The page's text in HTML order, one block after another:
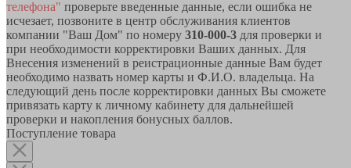
телефона" проверьте введенные данные, если ошибка не
исчезает, позвоните в центр обслуживания клиентов
компании "Ваш Дом" по номеру 310-000-3 для проверки и
при необходимости корректировки Ваших данных. Для
Внесения изменений в реистрационные данные Вам будет
необходимо назвать номер карты и Ф.И.О. владельца. На
следующий день после корректировки данных Вы сможете
привязать карту к личному кабинету для дальнейшей
проверки и накопления бонусных баллов.
Поступление товара